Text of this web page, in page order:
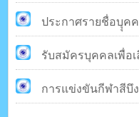
2567
ประกาศรายชื่อบุุค
ลูกจ้างชั่วคราว
รับสมัครบุคคลเพื่อ
ก.ค. 2567
การแข่งขันกีฬาสีบึ